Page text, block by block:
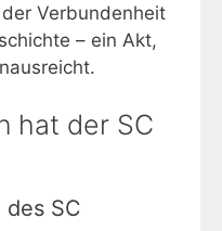
Verbundenheit
– ein Akt,
hat der SC
SC